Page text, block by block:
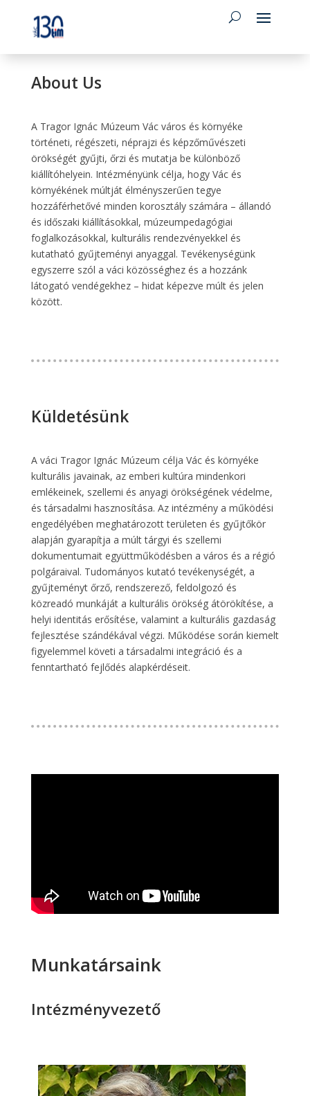
About Us
A Tragor Ignác Múzeum Vác város és környéke
történeti, régészeti, néprajzi és képzőművészeti
örökségét gyűjti, őrzi és mutatja be különböző
kiállítóhelyein. Intézményünk célja, hogy Vác és
környékének múltját élményszerűen tegye
hozzáférhetővé minden korosztály számára – állandó
és időszaki kiállításokkal, múzeumpedagógiai
foglalkozásokkal, kulturális rendezvényekkel és
kutatható gyűjteményi anyaggal. Tevékenységünk
egyszerre szól a váci közösséghez és a hozzánk
látogató vendégekhez – hidat képezve múlt és jelen
között.
Küldetésünk
A váci Tragor Ignác Múzeum célja Vác és környéke
kulturális javainak, az emberi kultúra mindenkori
emlékeinek, szellemi és anyagi örökségének védelme,
és társadalmi hasznosítása. Az intézmény a működési
engedélyében meghatározott területen és gyűjtőkör
alapján gyarapítja a múlt tárgyi és szellemi
dokumentumait együttműködésben a város és a régió
polgáraival. Tudományos kutató tevékenységét, a
gyűjteményt őrző, rendszerező, feldolgozó és
közreadó munkáját a kulturális örökség átörökítése, a
helyi identitás erősítése, valamint a kulturális gazdaság
fejlesztése szándékával végzi. Működése során kiemelt
figyelemmel követi a társadalmi integráció és a
fenntartható fejlődés alapkérdéseit.
Munkatársaink
Intézményvezető